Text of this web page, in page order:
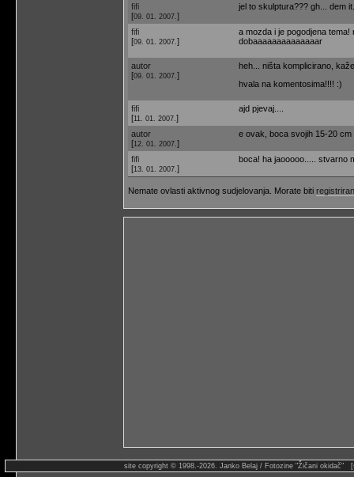
fifi
[09. 01. 2007. ]
jel to skulptura??? gh... dem
fifi
[09. 01. 2007. ]
a mozda i je pogodjena
dobaaaaaaaaaaaaaar
autor
[09. 01. 2007. ]
heh... ništa komplicirano,
hvala na komentosima!!!! :)
fifi
[11. 01. 2007. ]
ajd pjevaj....
autor
[12. 01. 2007. ]
e ovak, boca svojih 15-20
fifi
[13. 01. 2007. ]
boca! ha jaooooo..... stvarno
Nemate ovlasti aktivnog sudjelovanja. Morate biti
site copyright © 1998.-2026. Janko Belaj / Fotozine "Žičani okidač"